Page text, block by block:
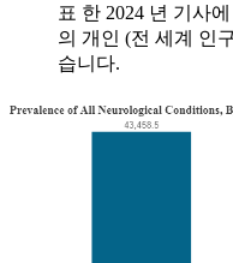
표 한 2024 년 기사
의 개인 (전 세계 인
습니다.